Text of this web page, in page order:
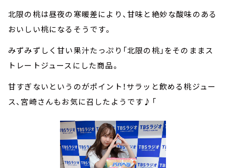
北限の桃は昼夜の寒暖差により、甘味と絶妙な酸味のある
おいしい桃になるそうです。
みずみずしく甘い果汁たっぷり「北限の桃」をそのままス
トレートジュースにした商品。
甘すぎないというのがポイント！サラッと飲める桃ジュー
ス、宮崎さんもお気に召したようです♪「